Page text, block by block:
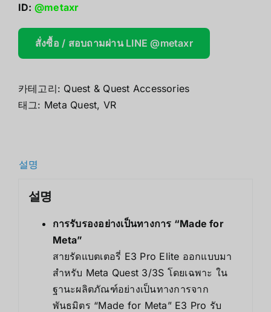
ID: @metaxr
สั่งซื้อ / สอบถามผ่าน LINE @metaxr
카테고리: Quest & Quest Accessories
태그: Meta Quest, VR
설명
설명
การรับรองอย่างเป็นทางการ “Made for
Meta”
สายรัดแบตเตอรี่ E3 Pro Elite ออกแบบมา
สำหรับ Meta Quest 3/3S โดยเฉพาะ ใน
ฐานะผลิตภัณฑ์อย่างเป็นทางการจาก
พันธมิตร “Made for Meta” E3 Pro รับ